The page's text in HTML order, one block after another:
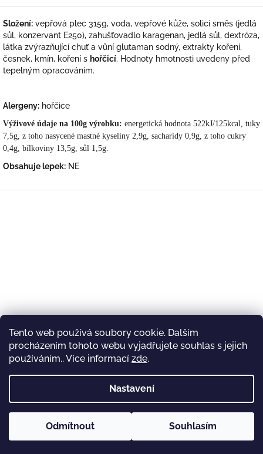
Tento web používá soubory cookie. Dalším
procházením tohoto webu vyjadřujete souhlas s jejich
používáním.. Více informací zde.
Nastavení
Odmítnout Souhlasím
Složení: vepřová plec 315g, voda, vepřové kůže, solicí směs (jedlá
sůl, konzervant E250), zahušťovadlo karagenan, jedlá sůl, dextróza,
látka zvýrazňující chuť a vůní glutaman sodný, extrakty koření,
česnek, kmín, koření s hořčicí. Hodnoty hmotnosti uvedeny před
tepelným opracováním.
Alergeny: hořčice
Výživové údaje na 100g výrobku: energetická hodnota 522kJ/125kcal, tuky
7,5g, z toho nasycené mastné kyseliny 2,9g, sacharidy 0,9g, z toho cukry
0,4g, bílkoviny 13,5g, sůl 1,5g.
Obsahuje lepek: NE
Vytvořil Shoptet Copyright 2026 jidlanacesty.cz. Všechna práva
vyhrazena.